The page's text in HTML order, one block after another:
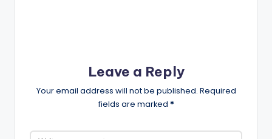
Leave a Reply
Your email address will not be published. Required
fields are marked *